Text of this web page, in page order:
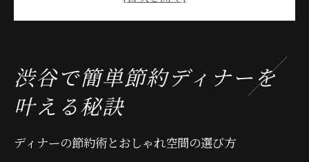
おしゃれな安いディナー店選びのコツ解説
渋谷で夜ご飯安いおしゃれ空間の見つけ方
渋谷で簡単節約ディナーを
叶える秘訣
ディナーの節約術とおしゃれ空間の選び方